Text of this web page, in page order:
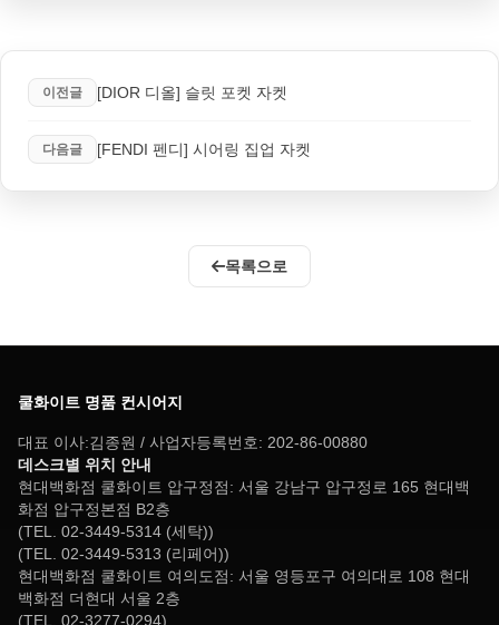
이전글 [DIOR 디올] 슬릿 포켓 자켓
다음글 [FENDI 펜디] 시어링 집업 자켓
목록으로
쿨화이트 명품 컨시어지
대표 이사:김종원 / 사업자등록번호: 202-86-00880
데스크별 위치 안내
현대백화점 쿨화이트 압구정점: 서울 강남구 압구정로 165 현대백
화점 압구정본점 B2층
(TEL. 02-3449-5314 (세탁))
(TEL. 02-3449-5313 (리페어))
현대백화점 쿨화이트 여의도점: 서울 영등포구 여의대로 108 현대
백화점 더현대 서울 2층
(TEL. 02-3277-0294)